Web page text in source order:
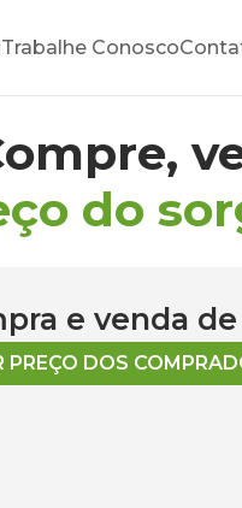
Trabalhe Conosco
do
e venda de
PREÇO DOS